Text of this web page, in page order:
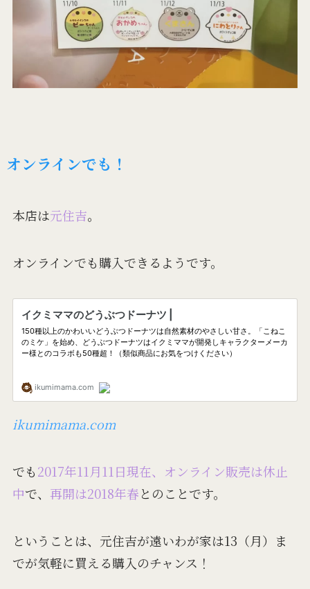
オンラインでも！
本店は元住吉。
オンラインでも購入できるようです。
ikumimama.com
でも2017年11月11日現在、オンライン販売は休止
中で、 再開は2018年春とのことです。
ということは、元住吉が遠いわが家は13（月）ま
でが気軽に買える購入のチャンス！